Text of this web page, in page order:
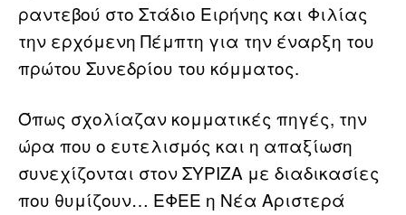
ραντεβού στο Στάδιο Ειρήνης και Φιλίας
την ερχόμενη Πέμπτη για την έναρξη του
πρώτου Συνεδρίου του κόμματος.
Όπως σχολίαζαν κομματικές πηγές, την
ώρα που ο ευτελισμός και η απαξίωση
συνεχίζονται στον ΣΥΡΙΖΑ με διαδικασίες
που θυμίζουν… ΕΦΕΕ η Νέα Αριστερά